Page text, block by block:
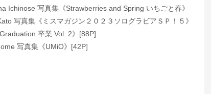
Ichinose 写真集《Strawberries and Spring いちごと春》
写真集《ミスマガジン２０２３ソログラビアＳＰ！５》
卒業 Vol. 2》[88P]
写真集《UMiO》[42P]